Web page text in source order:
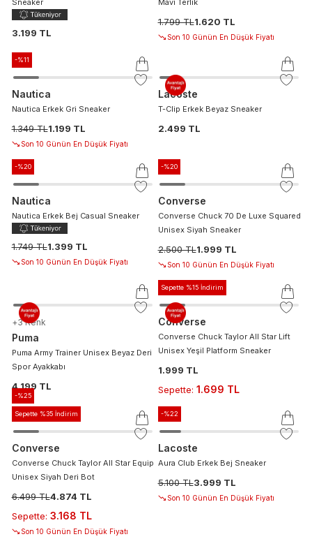
Sneaker
3.199 TL
Mavi Terlik
1.799 TL1.620 TL
Son 10 Günün En Düşük Fiyatı
-%11
Nautica
Nautica Erkek Gri Sneaker
1.349 TL1.199 TL
Son 10 Günün En Düşük Fiyatı
Lacoste
T-Clip Erkek Beyaz Sneaker
2.499 TL
-%20
Nautica
Nautica Erkek Bej Casual Sneaker
1.749 TL1.399 TL
Son 10 Günün En Düşük Fiyatı
-%20
Converse
Converse Chuck 70 De Luxe Squared
Unisex Siyah Sneaker
2.500 TL1.999 TL
Son 10 Günün En Düşük Fiyatı
+3 Renk
Puma
Puma Army Trainer Unisex Beyaz Deri
Spor Ayakkabı
4.199 TL
Sepette %15 İndirim
Converse
Converse Chuck Taylor All Star Lift
Unisex Yeşil Platform Sneaker
1.999 TL
Sepette: 1.699 TL
-%25
Sepette %35 İndirim
Converse
Converse Chuck Taylor All Star Equip
Unisex Siyah Deri Bot
6.499 TL4.874 TL
Sepette: 3.168 TL
Son 10 Günün En Düşük Fiyatı
-%22
Lacoste
Aura Club Erkek Bej Sneaker
5.100 TL3.999 TL
Son 10 Günün En Düşük Fiyatı